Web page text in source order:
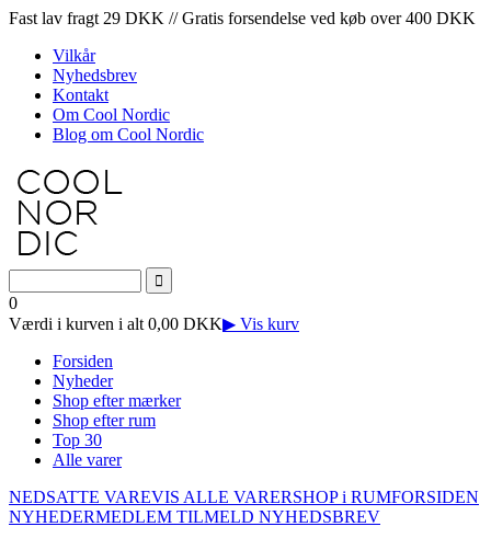
Fast lav fragt 29 DKK // Gratis forsendelse ved køb over 400 DKK
Vilkår
Nyhedsbrev
Kontakt
Om Cool Nordic
Blog om Cool Nordic
0
Værdi i kurven i alt 0,00 DKK▶ Vis kurv
Forsiden
Nyheder
Shop efter mærker
Shop efter rum
Top 30
Alle varer
NEDSATTE VAREVIS ALLE VARERSHOP i RUMFORSIDEN
NYHEDERMEDLEM TILMELD NYHEDSBREV